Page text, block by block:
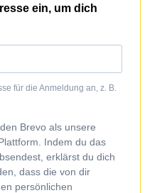
ein, um dich
für die Anmeldung an, z. B.
Brevo als unsere
Indem du das
erklärst du dich
dass die von dir
persönlichen